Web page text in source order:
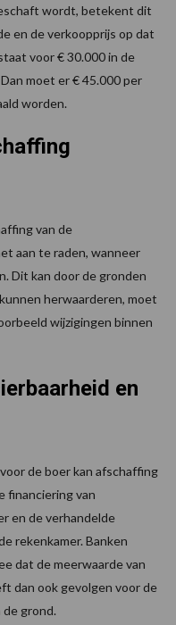
wordt, betekent dit
en de verkoopprijs op dat
voor € 30.000 in de
moet er € 45.000 per
worden.
van de
aan te raden, wanneer
Dit kan door de gronden
herwaarderen, moet
wijzigingen binnen
en
de boer kan afschaffing
financiering van
en de verhandelde
rekenkamer. Banken
dat de meerwaarde van
dan ook gevolgen voor de
grond.